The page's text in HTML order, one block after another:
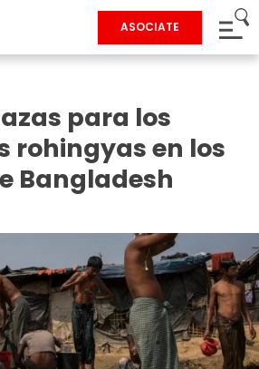
ASOCIATE
para los
rohingyas en los
Bangladesh